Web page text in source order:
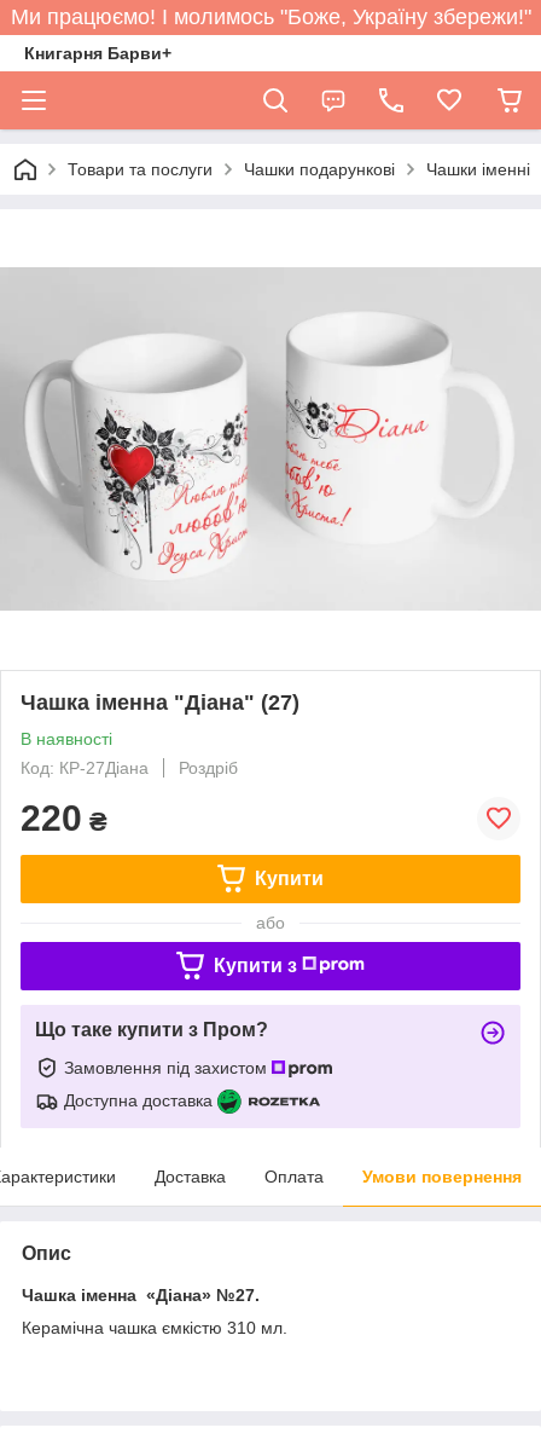
Ми працюємо! І молимось "Боже, Україну збережи!"
Книгарня Барви+
Товари та послуги Чашки подарункові Чашки іменні
Чашка іменна "Діана" (27)
В наявності
Код: КР-27Діана
Роздріб
220 ₴
Купити
або
Купити з
Що таке купити з Пром?
Замовлення під захистом
Доступна доставка
Доставка Оплата Умови повернення
Опис
Чашка іменна «Діана» №27.
Керамічна чашка ємкістю 310 мл.